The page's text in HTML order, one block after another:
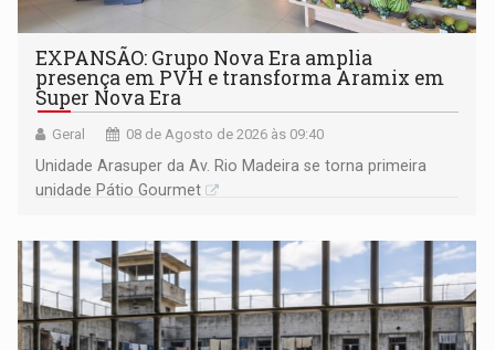
EXPANSÃO: Grupo Nova Era amplia
presença em PVH e transforma Aramix em
Super Nova Era
Geral 08 de Agosto de 2026 às 09:40
Unidade Arasuper da Av. Rio Madeira se torna primeira
unidade Pátio Gourmet